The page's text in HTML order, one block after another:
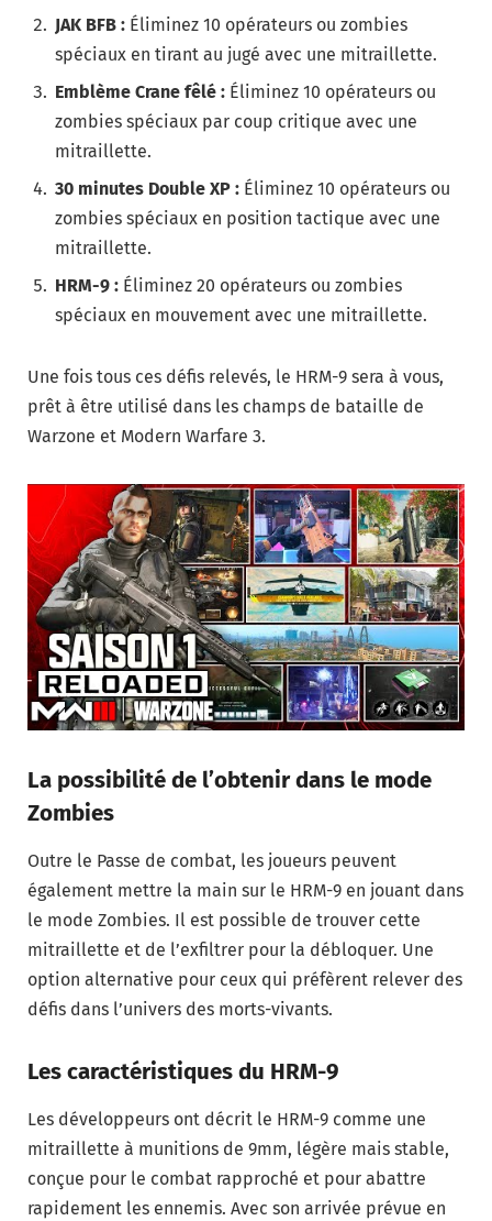
JAK BFB : Éliminez 10 opérateurs ou zombies
spéciaux en tirant au jugé avec une mitraillette.
Emblème Crane fêlé : Éliminez 10 opérateurs ou
zombies spéciaux par coup critique avec une
mitraillette.
30 minutes Double XP : Éliminez 10 opérateurs ou
zombies spéciaux en position tactique avec une
mitraillette.
HRM-9 : Éliminez 20 opérateurs ou zombies
spéciaux en mouvement avec une mitraillette.
Une fois tous ces défis relevés, le HRM-9 sera à vous,
prêt à être utilisé dans les champs de bataille de
Warzone et Modern Warfare 3.
La possibilité de l’obtenir dans le mode
Zombies
Outre le Passe de combat, les joueurs peuvent
également mettre la main sur le HRM-9 en jouant dans
le mode Zombies. Il est possible de trouver cette
mitraillette et de l’exfiltrer pour la débloquer. Une
option alternative pour ceux qui préfèrent relever des
défis dans l’univers des morts-vivants.
Les caractéristiques du HRM-9
Les développeurs ont décrit le HRM-9 comme une
mitraillette à munitions de 9mm, légère mais stable,
conçue pour le combat rapproché et pour abattre
rapidement les ennemis. Avec son arrivée prévue en